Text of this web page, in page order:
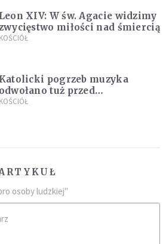
Leon XIV: W św. Agacie widzimy
miłości nad śmiercią
KOŚCIÓŁ
Katolicki pogrzeb muzyka
odwołano tuż przed
uroczystością. Powodem była
KOŚCIÓŁ
osoby ludzkiej"